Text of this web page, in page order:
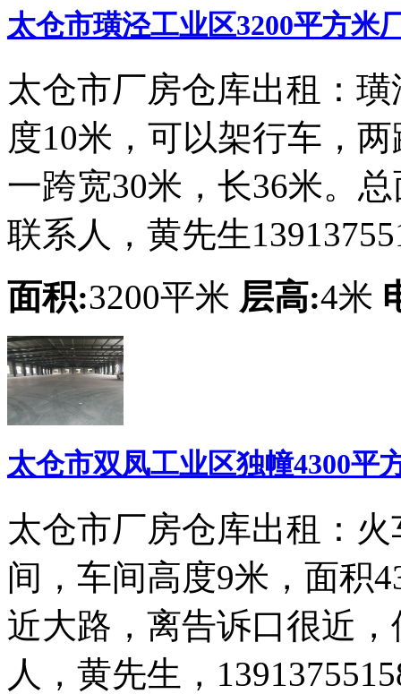
太仓市璜泾工业区3200平方米
太仓市厂房仓库出租：
度10米，可以架行车，
一跨宽30米，长36米。
联系人，黄先生
面积:3200平米 层高:4米
太仓市双凤工业区独幢4300平
太仓市厂房仓库出租：
间，车间高度9米，面积
近大路，离告诉口很近
人，黄先生，